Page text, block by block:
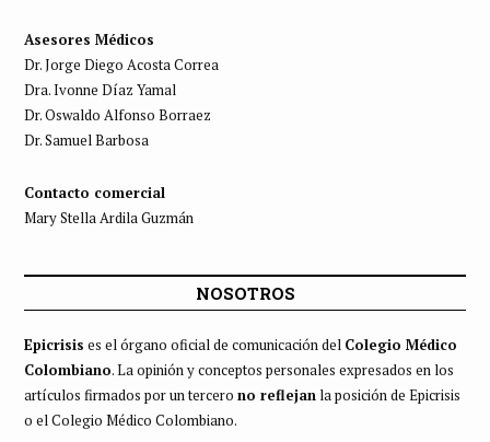
Asesores Médicos
Dr. Jorge Diego Acosta Correa
Dra. Ivonne Díaz Yamal
Dr. Oswaldo Alfonso Borraez
Dr. Samuel Barbosa
Contacto comercial
Mary Stella Ardila Guzmán
NOSOTROS
Epicrisis es el órgano oficial de comunicación del Colegio Médico
Colombiano. La opinión y conceptos personales expresados en los
artículos firmados por un tercero no reflejanla posición de Epicrisis
o el Colegio Médico Colombiano.